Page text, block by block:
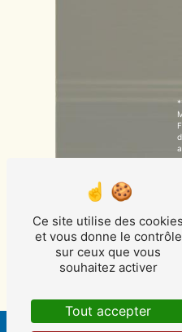
Ce site utilise des cookies
et vous donne le contrôle
sur ceux que vous
souhaitez activer
Tout accepter